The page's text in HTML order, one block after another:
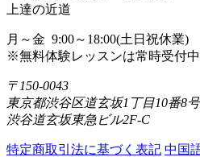
上達の近道
月～金 9:00～18:00(土日祝休業)
※無料体験レッスンは常時受付中
〒150-0043
東京都渋谷区道玄坂1丁目10番8号
渋谷道玄坂東急ビル2F-C
特定商取引法に基づく表記 中国